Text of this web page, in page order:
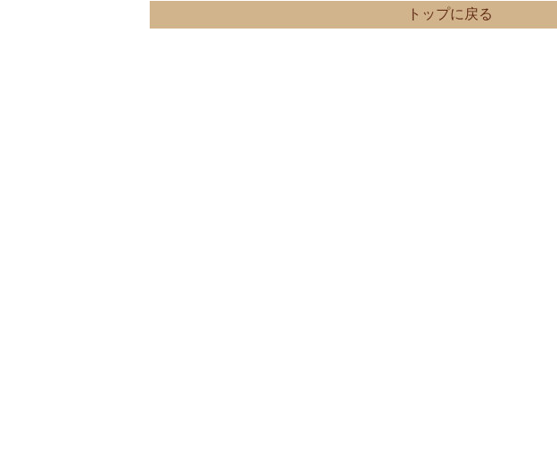
トップに戻る